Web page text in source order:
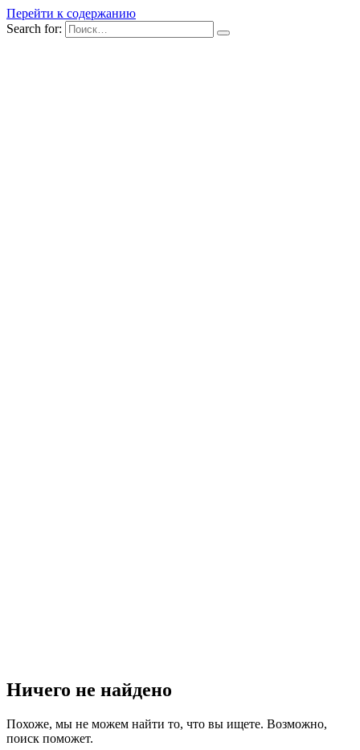
Перейти к содержанию
Search for:
Ничего не найдено
Похоже, мы не можем найти то, что вы ищете. Возможно,
поиск поможет.